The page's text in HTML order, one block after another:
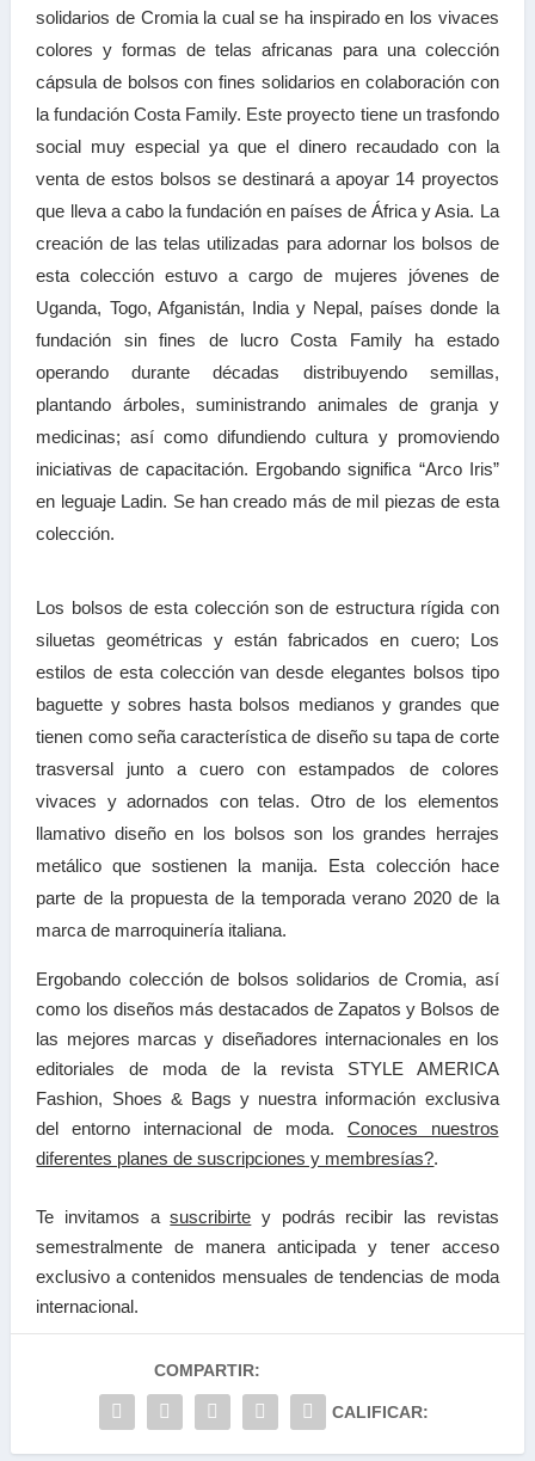
solidarios de Cromia la cual se ha inspirado en los vivaces
colores y formas de telas africanas para una colección
cápsula de bolsos con fines solidarios en colaboración con
la fundación Costa Family. Este proyecto tiene un trasfondo
social muy especial ya que el dinero recaudado con la
venta de estos bolsos se destinará a apoyar 14 proyectos
que lleva a cabo la fundación en países de África y Asia. La
creación de las telas utilizadas para adornar los bolsos de
esta colección estuvo a cargo de mujeres jóvenes de
Uganda, Togo, Afganistán, India y Nepal, países donde la
fundación sin fines de lucro Costa Family ha estado
operando durante décadas distribuyendo semillas,
plantando árboles, suministrando animales de granja y
medicinas; así como difundiendo cultura y promoviendo
iniciativas de capacitación. Ergobando significa “Arco Iris”
en leguaje Ladin. Se han creado más de mil piezas de esta
colección.
Los bolsos de esta colección son de estructura rígida con
siluetas geométricas y están fabricados en cuero; Los
estilos de esta colección van desde elegantes bolsos tipo
baguette y sobres hasta bolsos medianos y grandes que
tienen como seña característica de diseño su tapa de corte
trasversal junto a cuero con estampados de colores
vivaces y adornados con telas. Otro de los elementos
llamativo diseño en los bolsos son los grandes herrajes
metálico que sostienen la manija. Esta colección hace
parte de la propuesta de la temporada verano 2020 de la
marca de marroquinería italiana.
Ergobando colección de bolsos solidarios de Cromia, así
como los diseños más destacados de Zapatos y Bolsos de
las mejores marcas y diseñadores internacionales en los
editoriales de moda de la revista STYLE AMERICA
Fashion, Shoes & Bags y nuestra información exclusiva
del entorno internacional de moda. Conoces nuestros
diferentes planes de suscripciones y membresías?.
Te invitamos asuscribirte y podrás recibir las revistas
semestralmente de manera anticipada y tener acceso
exclusivo a contenidos mensuales de tendencias de moda
internacional.
COMPARTIR:
CALIFICAR: